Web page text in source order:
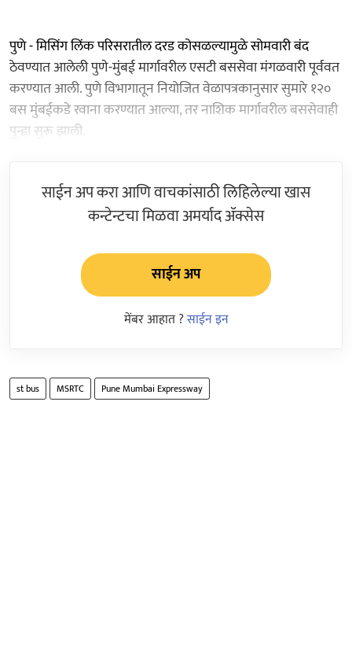
पुणे - मिसिंग लिंक परिसरातील दरड कोसळल्यामुळे सोमवारी बंद
ठेवण्यात आलेली पुणे-मुंबई मार्गावरील एसटी बससेवा मंगळवारी पूर्ववत
करण्यात आली. पुणे विभागातून नियोजित वेळापत्रकानुसार सुमारे १२०
बस मुंबईकडे रवाना करण्यात आल्या, तर नाशिक मार्गावरील बससेवाही
पुन्हा सुरू झाली.
साईन अप करा आणि वाचकांसाठी लिहिलेल्या खास
कन्टेन्टचा मिळवा अमर्याद ॲक्सेस
साईन अप
मेंबर आहात ?साईन इन
st bus MSRTC Pune Mumbai Expressway